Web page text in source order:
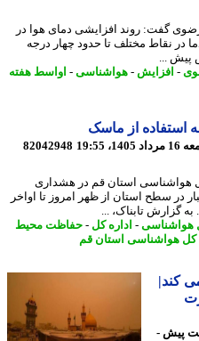
روند افزایشی دمای هوا در
نقاط مختلف تا حدود چهار درجه
...
افزایش -هواشناسی-اواسط هفته
از ماسک
82042948
استان قم در هشداری
استان از ظهر امروز تا اواخر
تابناک، ...
-اداره کل-حفاظت محیط
استان قم
-